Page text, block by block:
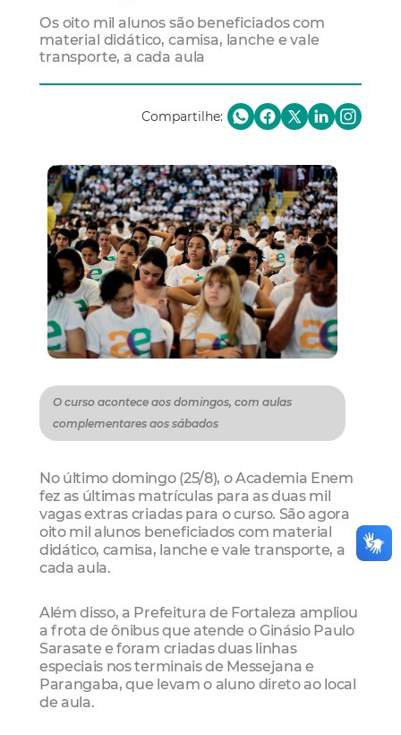
Os oito mil alunos são beneficiados com
material didático, camisa, lanche e vale
transporte, a cada aula
Compartilhe:
O curso acontece aos domingos, com aulas
complementares aos sábados
No último domingo (25/8), o Academia Enem
fez as últimas matrículas para as duas mil
vagas extras criadas para o curso. São agora
oito mil alunos beneficiados com material
didático, camisa, lanche e vale transporte, a
cada aula.
Além disso, a Prefeitura de Fortaleza ampliou
a frota de ônibus que atende o Ginásio Paulo
Sarasate e foram criadas duas linhas
especiais nos terminais de Messejana e
Parangaba, que levam o aluno direto ao local
de aula.